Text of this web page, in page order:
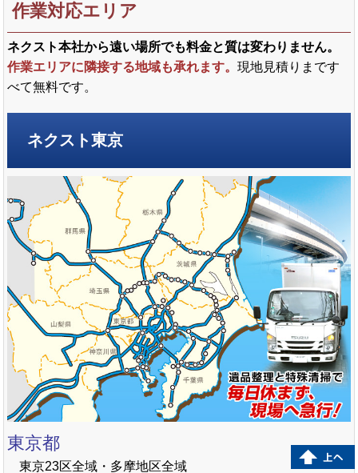
作業対応エリア
ネクスト本社から遠い場所でも料金と質は変わりません。
作業エリアに隣接する地域も承れます。現地見積りまです
べて無料です。
ネクスト東京
東京都
東京23区全域・多摩地区全域